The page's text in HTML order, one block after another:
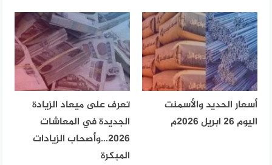
أسعار الحديد والأسمنت
اليوم 26 ابريل 2026م
تعرف على ميعاد الزيادة
الجديدة في المعاشات
2026…وأصحاب الزيادات
المبكرة